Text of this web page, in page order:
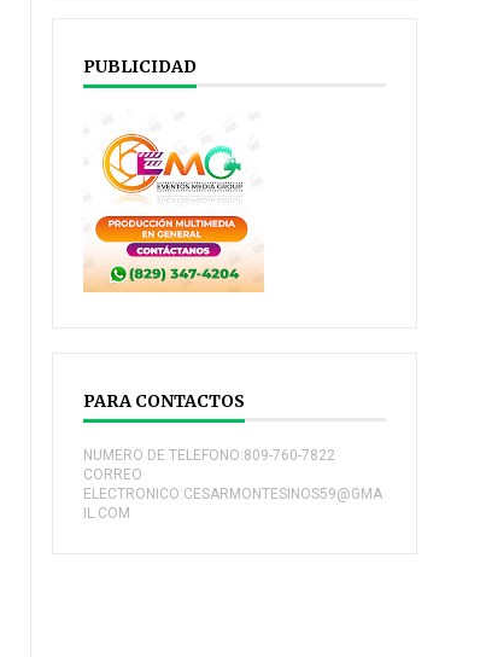
PUBLICIDAD
PARA CONTACTOS
NUMERO DE TELEFONO:809-760-7822
CORREO
ELECTRONICO:CESARMONTESINOS59@GMA
IL.COM